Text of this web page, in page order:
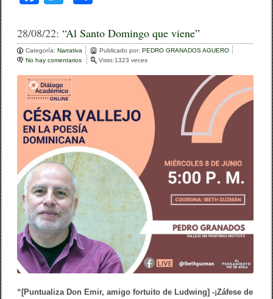
c
e
b
o
o
k
tt
er
m
p
ar
28/08/22:“Al Santo Domingo que viene”
Categoría:Narrativa Publicado por:PEDRO GRANADOS AGUERO
No hay comentarios
S
a
n
t
o
o
u
e
e
e
Visto:1323 veces
“[Puntualiza Don Emir, amigo fortuito de Ludwing] -¡Záfese de